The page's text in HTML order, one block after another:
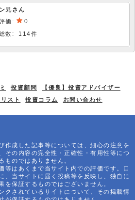
兄さん
価:
0
数: 114件
投資顧問
【優良】投資アドバイザー
スト 投資コラム お問い合わせ
作成した記事等については、細心の注意を
その内容の完全性・正確性・有用性等につ
ものではありません。
等はあくまで当サイト内での評価です。口
、当サイトに届く投稿等を反映し、独自に
を保証するものではございません。
クされているサイトについて、その掲載情